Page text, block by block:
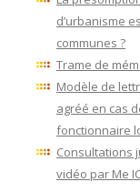
d’urbanisme
communes ?
Trame de
Modèle de
agréé en cas
fonctionnaire
Consultations
vidéo par Me